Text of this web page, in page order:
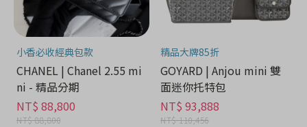
小香必收經典包款
CHANEL | Chanel 2.55 mi
ni - 精品分期
NT$ 88,800
NT$ 88,800
精品大牌85折
GOYARD | Anjou mini 雙
面迷你托特包
NT$ 93,888
NT$ 110,456